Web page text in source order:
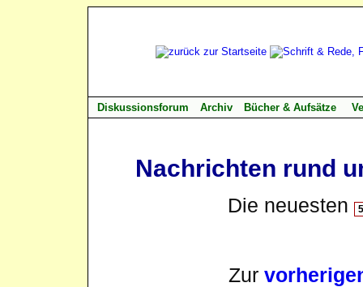
Diskussionsforum Archiv Bücher & Aufsätze
Nachrichten rund
Die neuesten
Zur